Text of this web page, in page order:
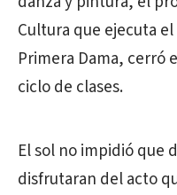
Cultura que ejecuta
Primera Dama, cerró
ciclo de clases.
El sol no impidió que
disfrutaran del acto